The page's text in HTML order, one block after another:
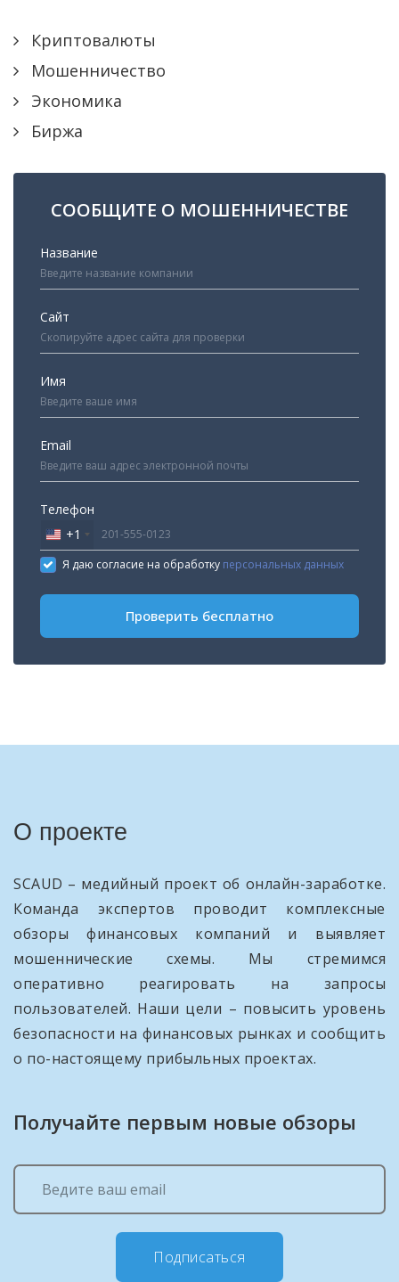
Криптовалюты
Мошенничество
Экономика
Биржа
СООБЩИТЕ О МОШЕННИЧЕСТВЕ
Название
Сайт
Имя
Email
Телефон
United
States
+1
+1
Я даю согласие на обработку персональных данных
Проверить бесплатно
О проекте
SCAUD – медийный проект об онлайн-заработке.
Команда экспертов проводит комплексные
обзоры финансовых компаний и выявляет
мошеннические схемы. Мы стремимся
оперативно реагировать на запросы
пользователей. Наши цели – повысить уровень
безопасности на финансовых рынках и сообщить
о по-настоящему прибыльных проектах.
Получайте первым новые обзоры
Подписаться